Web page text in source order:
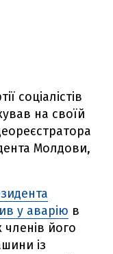
соціалістів
на своїй
Молдови,
у аварію в
його
із